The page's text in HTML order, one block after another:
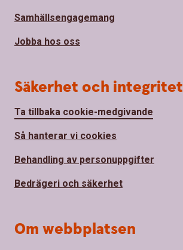
Samhällsengagemang
Jobba hos oss
Säkerhet och integritet
Ta tillbaka cookie-medgivande
Så hanterar vi cookies
Behandling av personuppgifter
Bedrägeri och säkerhet
Om webbplatsen